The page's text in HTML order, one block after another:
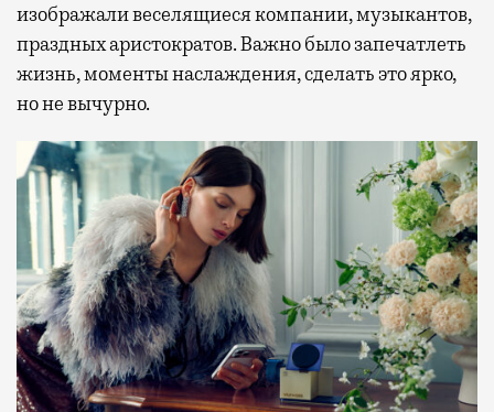
изображали веселящиеся компании, музыкантов,
праздных аристократов. Важно было запечатлеть
жизнь, моменты наслаждения, сделать это ярко,
но не вычурно.